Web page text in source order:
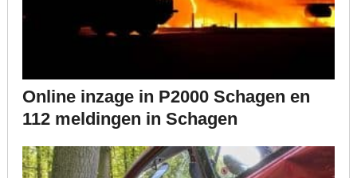
Online inzage in P2000 Schagen en
112 meldingen in Schagen